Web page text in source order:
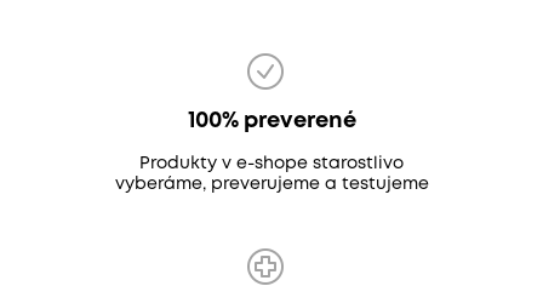
100% preverené
Produkty v e-shope starostlivo
vyberáme, preverujeme a testujeme